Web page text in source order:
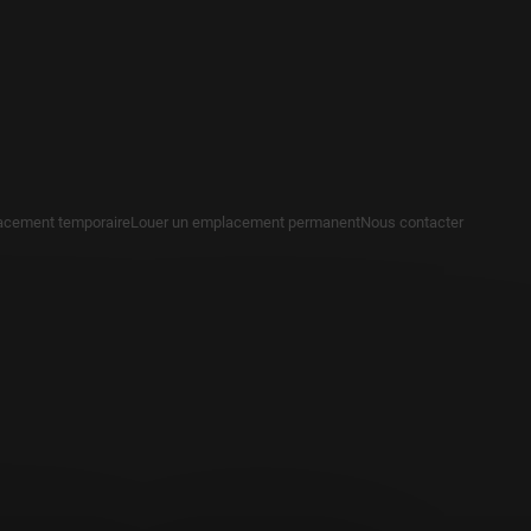
temporaireLouer un emplacement permanentNous contacter